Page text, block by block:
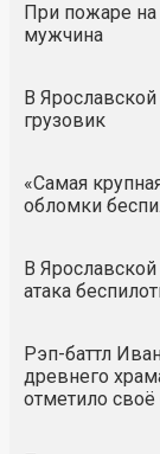
При пожаре
мужчина
В
грузовик
«Самая
обломки
В
атака
Рэп-баттл
древнего
отметило своё